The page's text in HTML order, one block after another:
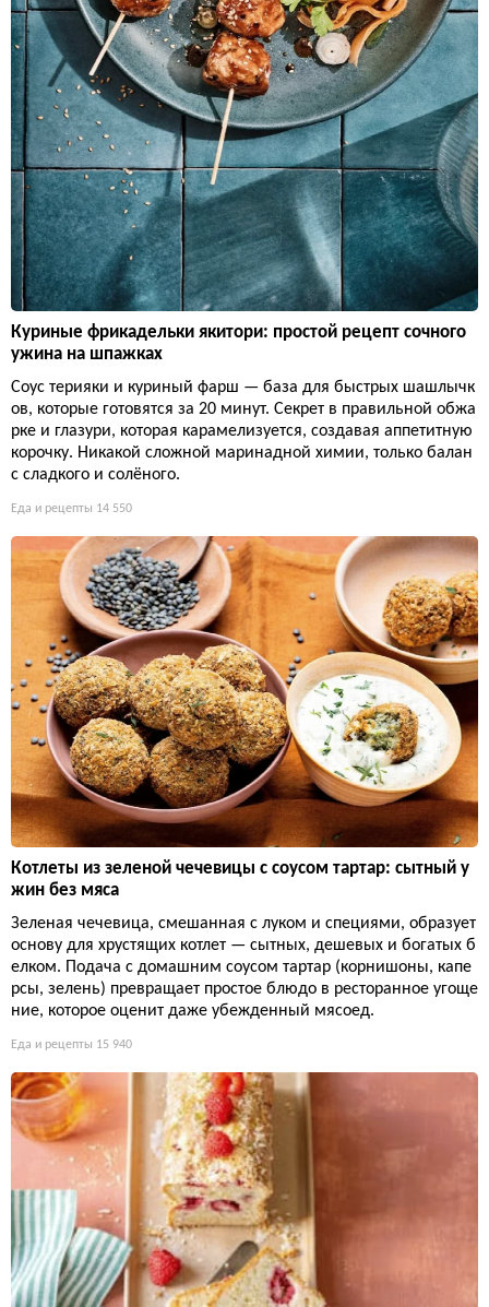
Куриные фрикадельки якитори: простой рецепт сочного
ужина на шпажках
Соус терияки и куриный фарш — база для быстрых шашлычк
ов, которые готовятся за 20 минут. Секрет в правильной обжа
рке и глазури, которая карамелизуется, создавая аппетитную
корочку. Никакой сложной маринадной химии, только балан
с сладкого и солёного.
Еда и рецепты 14 550
Котлеты из зеленой чечевицы с соусом тартар: сытный у
жин без мяса
Зеленая чечевица, смешанная с луком и специями, образует
основу для хрустящих котлет — сытных, дешевых и богатых б
елком. Подача с домашним соусом тартар (корнишоны, капе
рсы, зелень) превращает простое блюдо в ресторанное угоще
ние, которое оценит даже убежденный мясоед.
Еда и рецепты 15 940